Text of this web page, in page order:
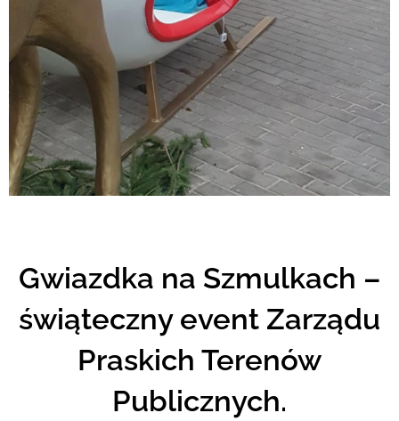
Gwiazdka na Szmulkach –
świąteczny event Zarządu
Praskich Terenów
Publicznych.